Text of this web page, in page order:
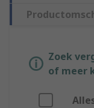
Zoek
of meer